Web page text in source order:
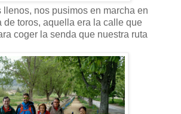
nos pusimos en marcha en
de toros, aquella era la calle que
coger la senda que nuestra ruta